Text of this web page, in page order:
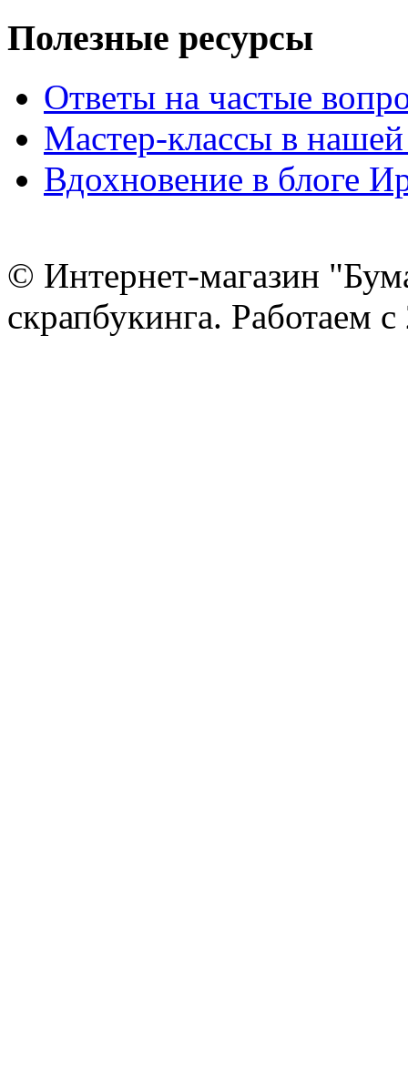
Полезные ресурсы
Ответы на частые
Мастер-классы в нашей
Вдохновение в блоге
© Интернет-магазин
скрапбукинга. Работаем с